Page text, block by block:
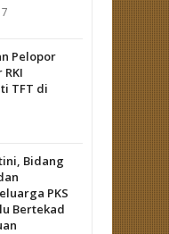
Pelopor
TFT di
Bidang
PKS
Bertekad